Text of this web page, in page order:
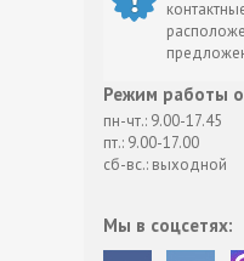
Режим работы
пн-чт.: 9.00-17.45
пт.: 9.00-17.00
сб-вс.: выходной
Мы в соцсетях: